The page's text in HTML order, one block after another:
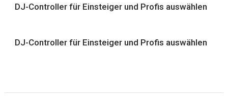
DJ-Controller für Einsteiger und Profis auswählen
DJ-Controller für Einsteiger und Profis auswählen